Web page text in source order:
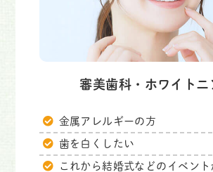
審美歯科・ホワイトニ
金属アレルギーの方
歯を白くしたい
これから結婚式などのイベント